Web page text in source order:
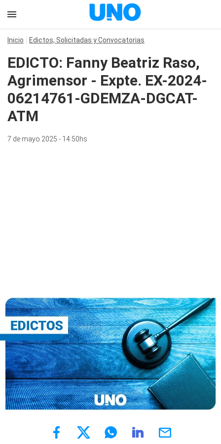
Inicio Edictos, Solicitadas y Convocatorias
EDICTO: Fanny Beatriz Raso,
Agrimensor - Expte. EX-2024-
06214761-GDEMZA-DGCAT-
ATM
7 de mayo 2025 - 14:50hs